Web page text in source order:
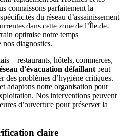
connaissons parfaitement la
du réseau d’assainissement
dans cette zone de l’Île-de-
optimise notre temps
nos diagnostics.
– restaurants, hôtels, commerces,
d’évacuation défaillant peut
des problèmes d’hygiène critiques.
adaptons notre organisation pour
Nos interventions peuvent
d’ouverture pour préserver la
claire